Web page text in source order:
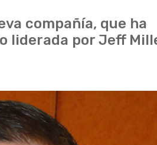
compañía, que ha
liderada por Jeff